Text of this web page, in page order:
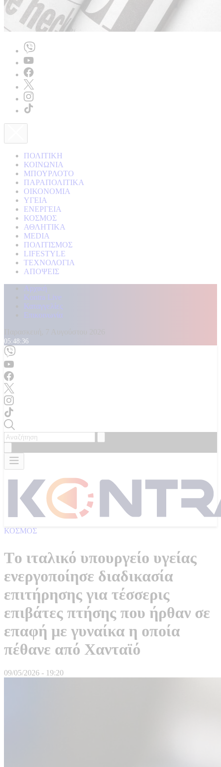
ΠΟΛΙΤΙΚΗ
ΚΟΙΝΩΝΙΑ
ΜΠΟΥΡΛΟΤΟ
ΠΑΡΑΠΟΛΙΤΙΚΑ
ΟΙΚΟΝΟΜΙΑ
ΥΓΕΙΑ
ΕΝΕΡΓΕΙΑ
ΚΟΣΜΟΣ
ΑΘΛΗΤΙΚΑ
MEDIA
ΠΟΛΙΤΙΣΜΟΣ
LIFESTYLE
ΤΕΧΝΟΛΟΓΙΑ
ΑΠΟΨΕΙΣ
Αρχική
Kontra Live
Καταγγελίες
Επικοινωνία
05:48:37
ΚΟΣΜΟΣ
Tο ιταλικό υπουργείο υγείας
ενεργοποίησε διαδικασία
επιτήρησης για τέσσερις
επιβάτες πτήσης που ήρθαν σε
επαφή με γυναίκα η οποία
πέθανε από Χανταϊό
09/05/2026 - 19:20